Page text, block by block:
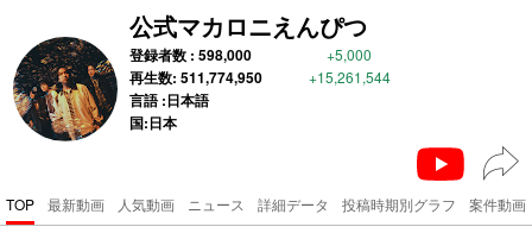
公式マカロニえんぴつ
登録者数 : 598,000 +5,000
再生数: 511,774,950 +15,261,544
言語 :日本語
国:日本
TOP 最新動画 人気動画 ニュース 詳細データ 投稿時期別グラフ 案件動画